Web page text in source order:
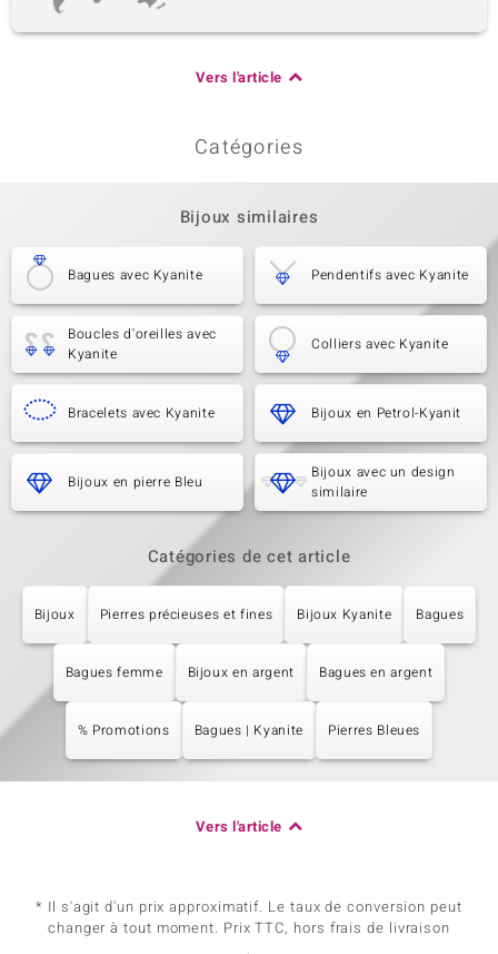
Vers l'article
Catégories
Bijoux similaires
Bagues avec Kyanite Pendentifs avec Kyanite
Boucles d'oreilles avec
Kyanite
Colliers avec Kyanite
Bracelets avec Kyanite Bijoux en Petrol-Kyanit
Bijoux en pierre Bleu
Bijoux avec un design
similaire
Catégories de cet article
Bijoux Pierres précieuses et fines Bijoux Kyanite Bagues
Bagues femme Bijoux en argent Bagues en argent
% Promotions Bagues | Kyanite Pierres Bleues
Vers l'article
* Il s'agit d'un prix approximatif. Le taux de conversion peut
changer à tout moment. Prix TTC, hors frais de livraison